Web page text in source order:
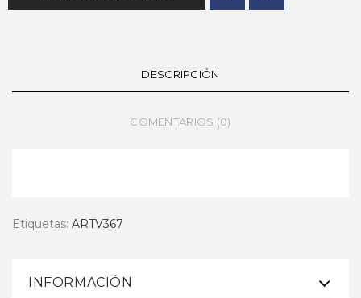
DESCRIPCIÓN
COMENTARIOS (0)
Etiquetas: ARTV367
INFORMACIÓN